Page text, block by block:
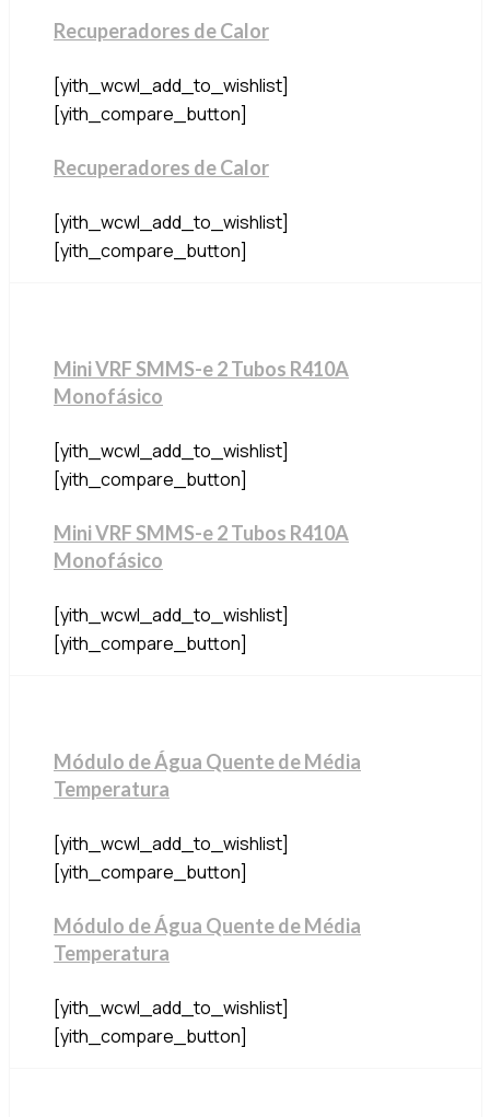
Recuperadores de Calor
[yith_wcwl_add_to_wishlist]
[yith_compare_button]
Recuperadores de Calor
[yith_wcwl_add_to_wishlist]
[yith_compare_button]
Mini VRF SMMS-e 2 Tubos R410A
Monofásico
[yith_wcwl_add_to_wishlist]
[yith_compare_button]
Mini VRF SMMS-e 2 Tubos R410A
Monofásico
[yith_wcwl_add_to_wishlist]
[yith_compare_button]
Módulo de Água Quente de Média
Temperatura
[yith_wcwl_add_to_wishlist]
[yith_compare_button]
Módulo de Água Quente de Média
Temperatura
[yith_wcwl_add_to_wishlist]
[yith_compare_button]